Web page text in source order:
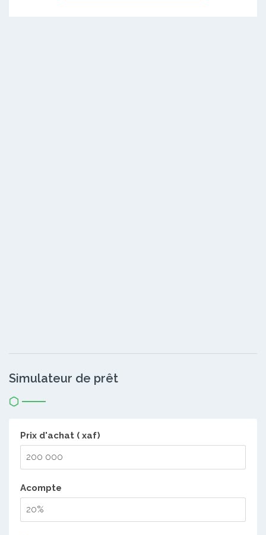
Simulateur de prêt
Prix d'achat ( xaf)
Acompte